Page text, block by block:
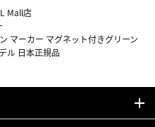
Mall店
マーカー マグネット付きグリーン
ル 日本正規品